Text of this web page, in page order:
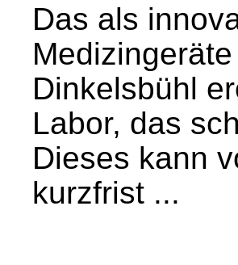
Das als
Dinkelsbühl
Labor, das
Dieses kann
kurzfrist ...